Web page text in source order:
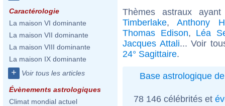
Caractérologie
La maison VI dominante
La maison VII dominante
La maison VIII dominante
La maison IX dominante
+ Voir tous les articles
Évènements astrologiques
Climat mondial actuel
Thèmes astraux
Timberlake,Anthony
Thomas Edison, Léa
Jacques Attali... Voir
24° Sagittaire.
Base astrologique
78 146 célébrités et